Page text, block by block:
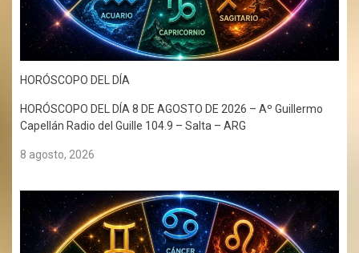
HORÓSCOPO DEL DÍA
HORÓSCOPO DEL DÍA 8 DE AGOSTO DE 2026 – Aº Guillermo
Capellán Radio del Guille 104.9 – Salta – ARG
8 agosto, 2026